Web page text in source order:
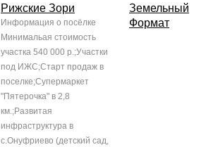
Рижские Зори
Информация о посёлке
Минимальая стоимость
участка 540 000 р.;Участки
под ИЖС;Старт продаж в
поселке;Супермаркет
"Пятерочка" в 2,8
км.;Развитая
инфраструктура в
с.Онуфриево (детский сад,
Земельный
Формат